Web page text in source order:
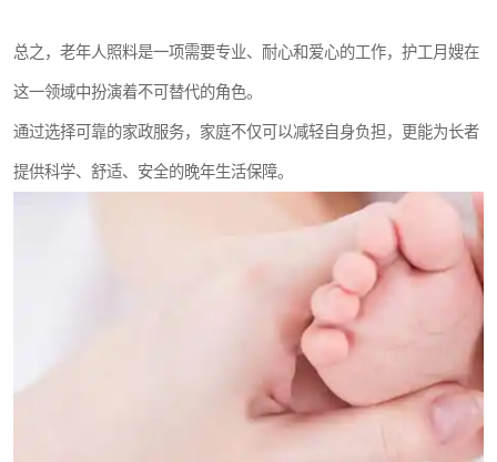
总之，老年人照料是一项需要专业、耐心和爱心的工作，护工月嫂在
这一领域中扮演着不可替代的角色。
通过选择可靠的家政服务，家庭不仅可以减轻自身负担，更能为长者
提供科学、舒适、安全的晚年生活保障。